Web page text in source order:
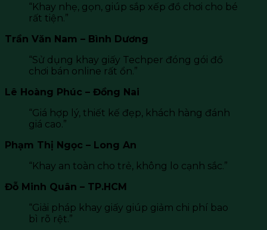
“Khay nhẹ, gọn, giúp sắp xếp đồ chơi cho bé
rất tiện.”
Trần Văn Nam – Bình Dương
“Sử dụng khay giấy Techper đóng gói đồ
chơi bán online rất ổn.”
Lê Hoàng Phúc – Đồng Nai
“Giá hợp lý, thiết kế đẹp, khách hàng đánh
giá cao.”
Phạm Thị Ngọc – Long An
“Khay an toàn cho trẻ, không lo cạnh sắc.”
Đỗ Minh Quân – TP.HCM
“Giải pháp khay giấy giúp giảm chi phí bao
bì rõ rệt.”